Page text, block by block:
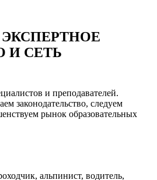
И СЕТЬ
и преподавателей.
законодательство, следуем
рынок образовательных
альпинист, водитель,